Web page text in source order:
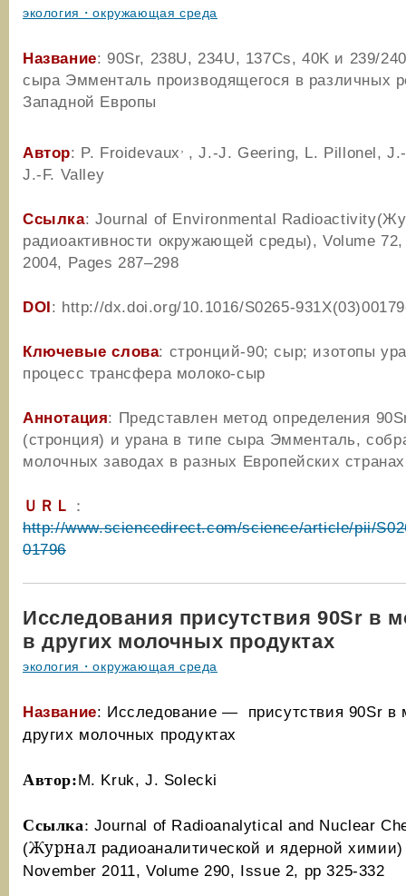
экология・окружающая среда
Название: 90Sr, 238U, 234U, 137Cs, 40K и 239/
сыра Эмменталь производящегося в различных
Западной Европы
Автор: P. Froidevaux , J.-J. Geering, L. Pillonel,
J.-F. Valley
Ссылка: Journal of Environmental
радиоактивности окружающей среды), Volume
2004, Pages 287–298
DOI: http://dx.doi.org/10.1016/S0265-
Ключевые слова: стронций-90; сыр; изотопы
процесс трансфера молоко-сыр
Аннотация: Представлен метод определения
(стронция) и урана в типе сыра Эмменталь,
молочных заводах в разных Европейских
ＵＲＬ ：
http://www.sciencedirect.com/science/article/pii/
01796
Исследования присутствия 90Sr в
в других молочных продуктах
экология・окружающая среда
Название: Исследование — присутствия 90Sr в
других молочных продуктах
Автор:M. Kruk,J. Solecki
Ссылка: Journal of Radioanalytical and Nuclear
(Журнал радиоаналитической и ядерной
November 2011, Volume 290, Issue 2, pp 325-332